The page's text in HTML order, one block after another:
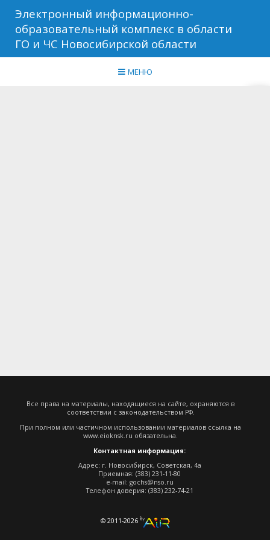
Электронный информационно-
образовательный комплекс в области
ГО и ЧС Новосибирской области
МЕНЮ
Все права на материалы, находящиеся на сайте, охраняются в
соответствии с законодательством РФ.
При полном или частичном использовании материалов ссылка на
www.eioknsk.ru обязательна.
Контактная информация:
Адрес: г. Новосибирск, Советская, 4а
Приемная: (383) 231-11-80
e-mail: gochs@nso.ru
Телефон доверия: (383) 232-74-21
© 2011-2026